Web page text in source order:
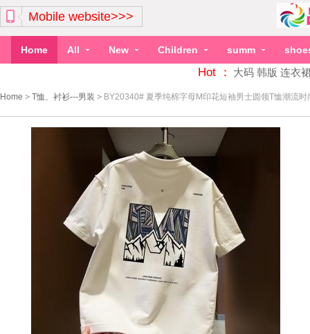
Mobile website>>>
Home All New Children summ
Hot ： 大码 韩版 连衣
Home > T恤、衬衫---男装 > BY20340# 夏季纯棉字母M印花短袖男士圆领T恤潮流